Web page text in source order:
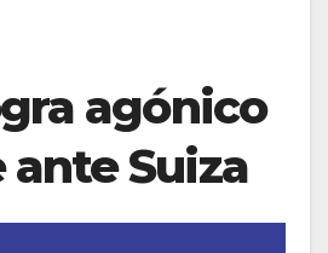
agónico
Suiza